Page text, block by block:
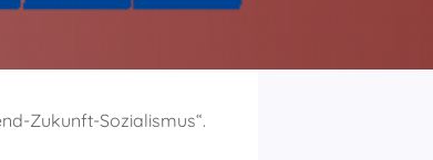
Zukunft-Sozialismus“.